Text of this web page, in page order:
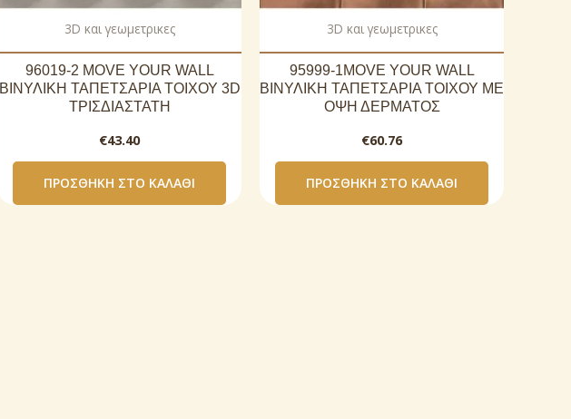
3D και γεωμετρικες
96019-2 MOVE YOUR WALL
ΒΙΝΥΛΙΚΗ ΤΑΠΕΤΣΑΡΙΑ ΤΟΙΧΟΥ 3D
ΤΡΙΣΔΙΑΣΤΑΤΗ
€43.40
ΠΡΟΣΘΉΚΗ ΣΤΟ ΚΑΛΆΘΙ
3D και γεωμετρικες
95999-1MOVE YOUR WALL
ΒΙΝΥΛΙΚΗ ΤΑΠΕΤΣΑΡΙΑ ΤΟΙΧΟΥ ΜΕ
ΟΨΗ ΔΕΡΜΑΤΟΣ
€60.76
ΠΡΟΣΘΉΚΗ ΣΤΟ ΚΑΛΆΘΙ